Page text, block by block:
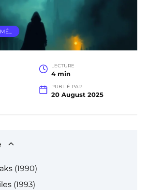
LECTURE
4 min
PUBLIÉ PAR
20 August 2025
(1990)
(1993)